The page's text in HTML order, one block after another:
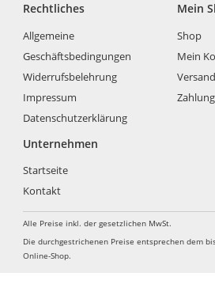
Rechtliches
Allgemeine
Geschäftsbedingungen
Widerrufsbelehrung
Impressum
Datenschutzerklärung
Mein
Shop
Mein
Unternehmen
Startseite
Kontakt
Alle Preise inkl. der gesetzlichen MwSt.
Die durchgestrichenen Preise entsprechen dem
Online-Shop.